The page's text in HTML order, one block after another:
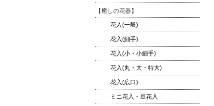
【癒しの花器】
花入(一般)
花入(細手)
花入(小・小細手)
花入(丸・大・特大)
花入(広口)
ミニ花入・豆花入